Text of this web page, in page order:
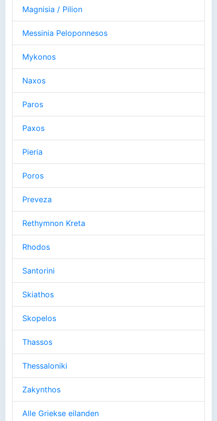
Magnisia / Pilion
Messinia Peloponnesos
Mykonos
Naxos
Paros
Paxos
Pieria
Poros
Preveza
Rethymnon Kreta
Rhodos
Santorini
Skiathos
Skopelos
Thassos
Thessaloniki
Zakynthos
Alle Griekse eilanden